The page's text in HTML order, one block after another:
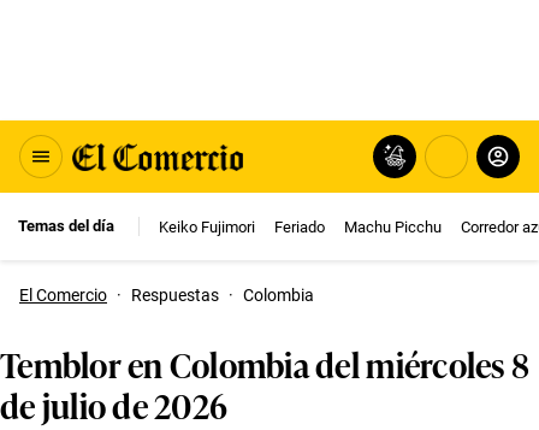
Temas del día Keiko Fujimori Feriado Machu Picchu Corredor
El Comercio · Respuestas · Colombia
Temblor en Colombia del miércoles 8
de julio de 2026